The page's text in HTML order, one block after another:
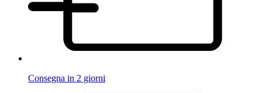
Consegna in 2 giorni